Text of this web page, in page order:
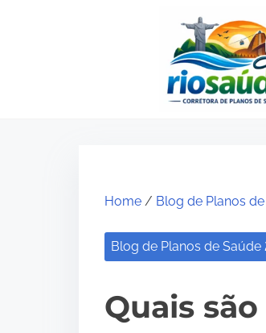
Home / Blog de Planos
Blog de Planos de Saúde
Quais